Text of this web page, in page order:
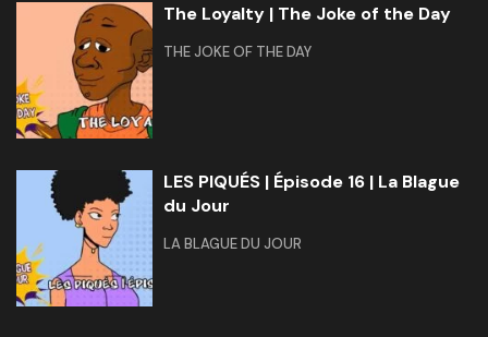
The Loyalty | The Joke of the Day
THE JOKE OF THE DAY
LES PIQUÉS | Épisode 16 | La Blague
du Jour
LA BLAGUE DU JOUR